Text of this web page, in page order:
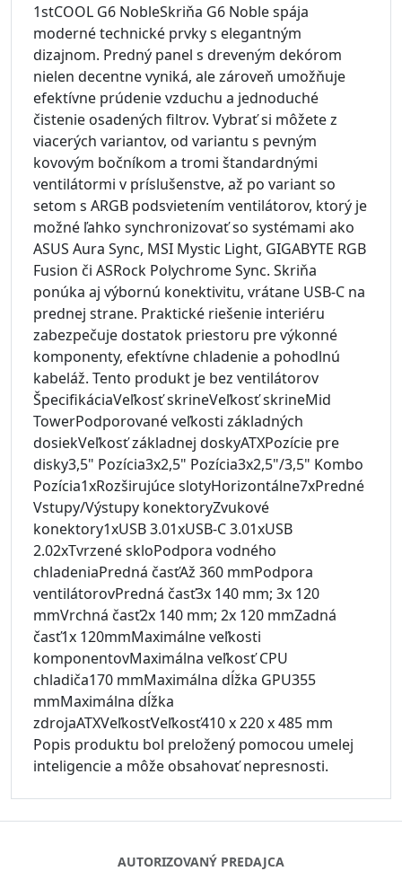
⏳
1stCOOL G6 NobleSkriňa G6 Noble spája
moderné technické prvky s elegantným
dizajnom. Predný panel s dreveným dekórom
nielen decentne vyniká, ale zároveň umožňuje
efektívne prúdenie vzduchu a jednoduché
čistenie osadených filtrov. Vybrať si môžete z
viacerých variantov, od variantu s pevným
kovovým bočníkom a tromi štandardnými
ventilátormi v príslušenstve, až po variant so
setom s ARGB podsvietením ventilátorov, ktorý je
možné ľahko synchronizovať so systémami ako
ASUS Aura Sync, MSI Mystic Light, GIGABYTE RGB
Fusion či ASRock Polychrome Sync. Skriňa
ponúka aj výbornú konektivitu, vrátane USB-C na
prednej strane. Praktické riešenie interiéru
zabezpečuje dostatok priestoru pre výkonné
komponenty, efektívne chladenie a pohodlnú
kabeláž. Tento produkt je bez ventilátorov
ŠpecifikáciaVeľkosť skrineVeľkosť skrineMid
TowerPodporované veľkosti základných
dosiekVeľkosť základnej doskyATXPozície pre
disky3,5" Pozícia3x2,5" Pozícia3x2,5"/3,5" Kombo
Pozícia1xRozširujúce slotyHorizontálne7xPredné
Vstupy/Výstupy konektoryZvukové
konektory1xUSB 3.01xUSB-C 3.01xUSB
2.02xTvrzené skloPodpora vodného
chladeniaPredná časťAž 360 mmPodpora
ventilátorovPredná časť3x 140 mm; 3x 120
mmVrchná časť2x 140 mm; 2x 120 mmZadná
časť1x 120mmMaximálne veľkosti
komponentovMaximálna veľkosť CPU
chladiča170 mmMaximálna dĺžka GPU355
mmMaximálna dĺžka
zdrojaATXVeľkosťVeľkosť410 x 220 x 485 mm
Popis produktu bol preložený pomocou umelej
inteligencie a môže obsahovať nepresnosti.
AUTORIZOVANÝ PREDAJCA